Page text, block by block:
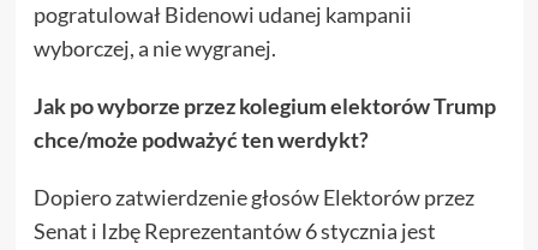
pogratulował Bidenowi udanej kampanii
wyborczej, a nie wygranej.
Jak po wyborze przez kolegium elektorów Trump
chce/może podważyć ten werdykt?
Dopiero zatwierdzenie głosów Elektorów przez
Senat i Izbę Reprezentantów 6 stycznia jest